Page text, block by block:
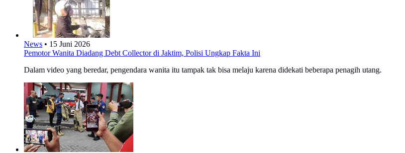
News • 15 Juni 2026
Pemotor Wanita Diadang Debt Collector di Jaktim, Polisi Ungkap Fakta Ini
Dalam video yang beredar, pengendara wanita itu tampak tak bisa melaju karena didekati beberapa penagih utang.